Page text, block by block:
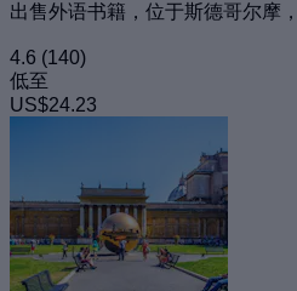
出售外语书籍，位于斯德哥尔摩
4.6 (140)
低至
US$24.23